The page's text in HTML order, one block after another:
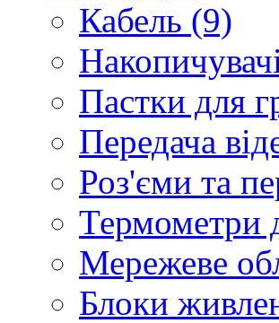
Кабель (9)
Пастки для
Передача
Роз'єми та
Термометри
Мережеве
Блоки